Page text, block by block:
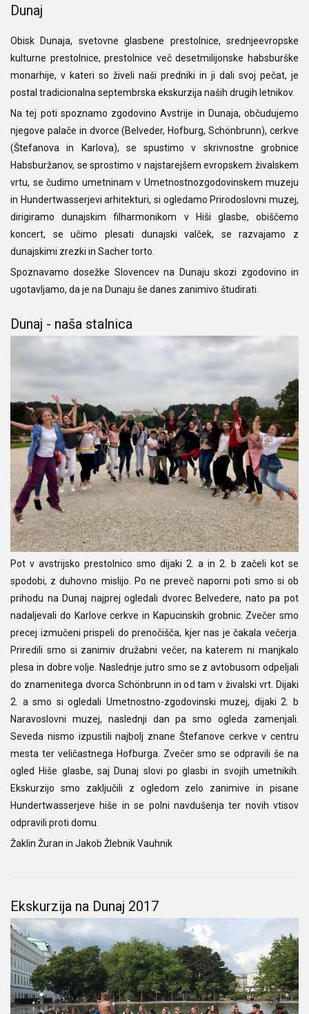
Dunaj
Obisk Dunaja, svetovne glasbene prestolnice, srednjeevropske
kulturne prestolnice, prestolnice več desetmilijonske habsburške
monarhije, v kateri so živeli naši predniki in ji dali svoj pečat, je
postal tradicionalna septembrska ekskurzija naših drugih letnikov.
Na tej poti spoznamo zgodovino Avstrije in Dunaja, občudujemo
njegove palače in dvorce (Belveder, Hofburg, Schönbrunn), cerkve
(Štefanova in Karlova), se spustimo v skrivnostne grobnice
Habsburžanov, se sprostimo v najstarejšem evropskem živalskem
vrtu, se čudimo umetninam v Umetnostnozgodovinskem muzeju
in Hundertwasserjevi arhitekturi, si ogledamo Prirodoslovni muzej,
dirigiramo dunajskim filharmonikom v Hiši glasbe, obiščemo
koncert, se učimo plesati dunajski valček, se razvajamo z
dunajskimi zrezki in Sacher torto.
Spoznavamo dosežke Slovencev na Dunaju skozi zgodovino in
ugotavljamo, da je na Dunaju še danes zanimivo študirati.
Dunaj - naša stalnica
Pot v avstrijsko prestolnico smo dijaki 2. a in 2. b začeli kot se
spodobi, z duhovno mislijo. Po ne preveč naporni poti smo si ob
prihodu na Dunaj najprej ogledali dvorec Belvedere, nato pa pot
nadaljevali do Karlove cerkve in Kapucinskih grobnic. Zvečer smo
precej izmučeni prispeli do prenočišča, kjer nas je čakala večerja.
Priredili smo si zanimiv družabni večer, na katerem ni manjkalo
plesa in dobre volje. Naslednje jutro smo se z avtobusom odpeljali
do znamenitega dvorca Schönbrunn in od tam v živalski vrt. Dijaki
2. a smo si ogledali Umetnostno-zgodovinski muzej, dijaki 2. b
Naravoslovni muzej, naslednji dan pa smo ogleda zamenjali.
Seveda nismo izpustili najbolj znane Štefanove cerkve v centru
mesta ter veličastnega Hofburga. Zvečer smo se odpravili še na
ogled Hiše glasbe, saj Dunaj slovi po glasbi in svojih umetnikih.
Ekskurzijo smo zaključili z ogledom zelo zanimive in pisane
Hundertwasserjeve hiše in se polni navdušenja ter novih vtisov
odpravili proti domu.
Žaklin Žuran in Jakob Žlebnik Vauhnik
Ekskurzija na Dunaj 2017